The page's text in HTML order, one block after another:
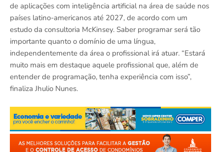
de aplicações com inteligência artificial na área de saúde nos
países latino-americanos até 2027, de acordo com um
estudo da consultoria McKinsey. Saber programar será tão
importante quanto o domínio de uma língua,
independentemente da área o profissional irá atuar. “Estará
muito mais em destaque aquele profissional que, além de
entender de programação, tenha experiência com isso”,
finaliza Jhulio Nunes.